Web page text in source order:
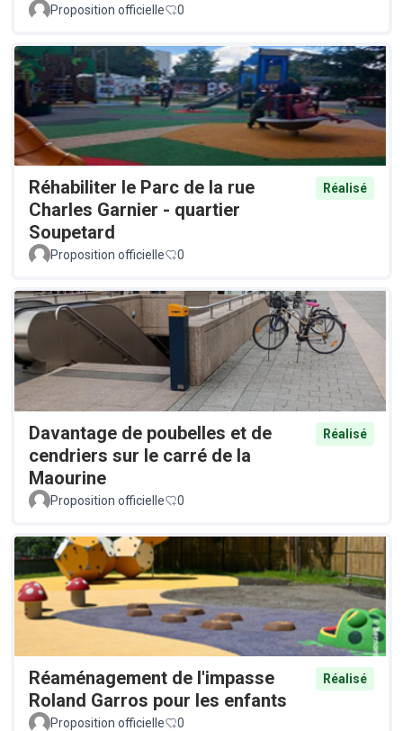
Proposition officielle 0
Réhabiliter le Parc de la rue
Charles Garnier - quartier
Soupetard
Réalisé
Proposition officielle 0
Davantage de poubelles et de
cendriers sur le carré de la
Maourine
Réalisé
Proposition officielle 0
Réaménagement de l'impasse
Roland Garros pour les enfants
Réalisé
Proposition officielle 0